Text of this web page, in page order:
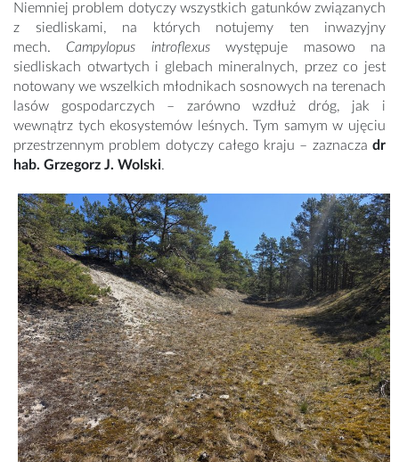
Niemniej problem dotyczy wszystkich gatunków związanych
z siedliskami, na których notujemy ten inwazyjny
mech. Campylopus introflexuswystępuje masowo na
siedliskach otwartych i glebach mineralnych, przez co jest
notowany we wszelkich młodnikach sosnowych na terenach
lasów gospodarczych – zarówno wzdłuż dróg, jak i
wewnątrz tych ekosystemów leśnych. Tym samym w ujęciu
przestrzennym problem dotyczy całego kraju – zaznacza dr
hab. Grzegorz J. Wolski.